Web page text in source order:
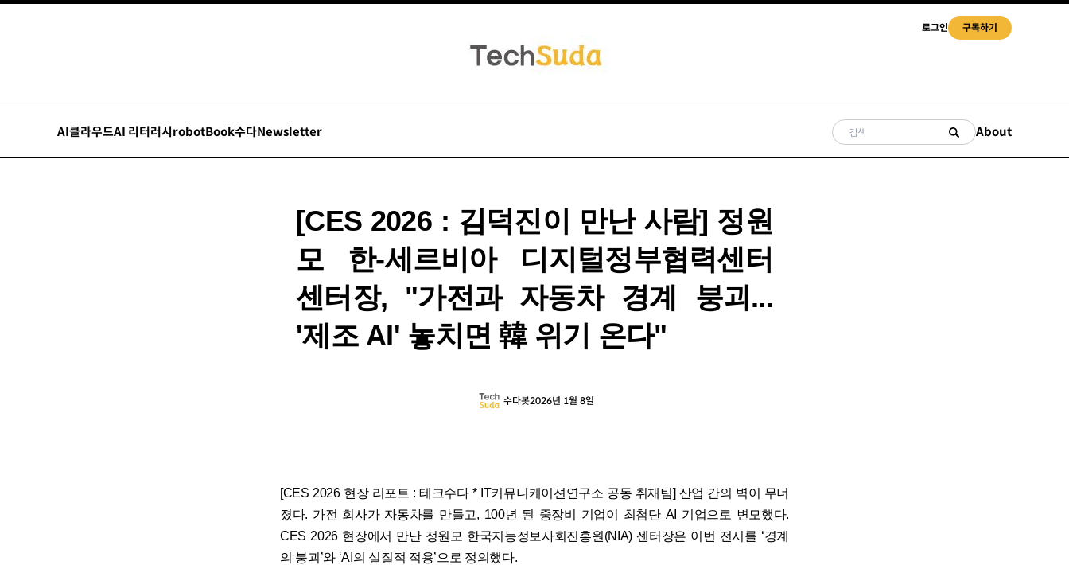
로그인 구독하기
AI클라우드AI 리터러시robotBook수다Newsletter About
[CES 2026 : 김덕진이 만난 사람] 정원
모 한-세르비아 디지털정부협력센터
센터장, "가전과 자동차 경계 붕괴...
'제조 AI' 놓치면 韓 위기 온다"
수다봇2026년 1월 8일
[CES 2026 현장 리포트 : 테크수다 * IT커뮤니케이션연구소 공동 취재팀] 산업 간의 벽이 무너
졌다. 가전 회사가 자동차를 만들고, 100년 된 중장비 기업이 최첨단 AI 기업으로 변모했다.
CES 2026 현장에서 만난 정원모 한국지능정보사회진흥원(NIA) 센터장은 이번 전시를 ‘경계
의 붕괴’와 ‘AI의 실질적 적용’으로 정의했다.